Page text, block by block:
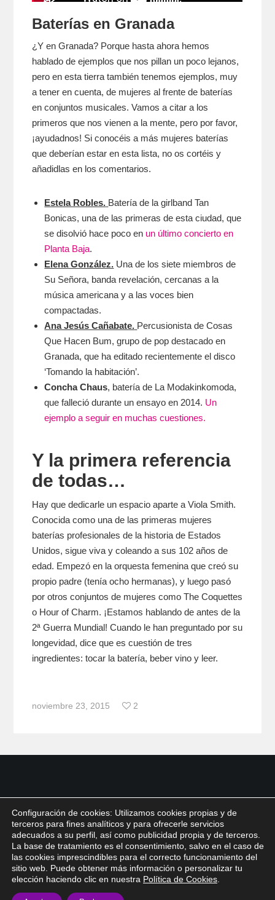
Baterías en Granada
¿Y en Granada? Porque hasta ahora hemos
hablado de ejemplos que nos pillan un poco lejanos,
pero en esta tierra también tenemos ejemplos, muy
a tener en cuenta, de mujeres al frente de baterías
en conjuntos musicales. Vamos a citar a los
primeros que nos vienen a la mente, pero por favor,
¡ayudadnos! Si conocéis a más mujeres baterías
que deberían estar en esta lista, no os cortéis y
añadidlas en los comentarios.
Estela Robles. Batería de la girlband Tan
Bonicas, una de las primeras de esta ciudad, que
se disolvió hace poco en un último concierto en
Planta Baja.
Elena González. Una de los siete miembros de
Su Señora, banda revelación, cercanas a la
música americana y a las voces bien
compactadas.
Ana Jesús Cañabate. Percusionista de Cosas
Que Hacen Bum, grupo de pop destacado en
Granada, que ha editado recientemente el disco
‘Tomando la habitación’.
Concha Chaus, batería de La Modakinkomoda,
que falleció durante un ensayo en 2014. Un
ejemplo a seguir en muchas cuestiones.
Y la primera referencia
de todas…
Hay que dedicarle un espacio aparte a Viola Smith.
Conocida como una de las primeras mujeres
baterías profesionales de la historia de Estados
Unidos, sigue viva y coleando a sus 102 años de
edad. Empezó en la orquesta femenina que creó su
propio padre (tenía ocho hermanas), y luego pasó
por otros conjuntos de mujeres como The Coquettes
o Hour of Charm. ¡Estamos hablando de antes de la
2ª Guerra Mundial! Cuando le han preguntado por su
longevidad, dice que es cuestión de tres
ingredientes: tocar la batería, beber vino y leer.
noviembre 23, 2015 2
© 2026 Gabba Hey /info@gabbahey.es
Configuración de cookies: Utilizamos cookies propias y de
terceros para fines analíticos y para ofrecerle servicios
adecuados a su perfil, así como publicidad propia y de terceros.
La base de tratamiento es el consentimiento, salvo en el caso de
las cookies imprescindibles para el correcto funcionamiento del
sitio web. Puede obtener más información o personalizar tu
elección haciendo clic en nuestra Política de Cookies